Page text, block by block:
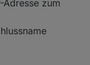
Adresse zum